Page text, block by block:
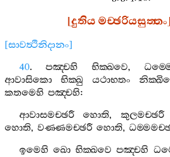
[දුතියමච‍්ඡරියසුත‍්තං]
[සාවත්‍ථිනිදානං]
40.පඤ‍්චහි භික‍්ඛවෙ,
ආවාසිකො
භික‍්ඛු යථාභතං
කතමෙහි පඤ‍්චහි:
ආවාසමච‍්ඡරී
හොති,කුලමච‍්ඡරී
හොති, වණ‍්ණමච‍්ඡරී හොති,
ඉමෙහි ඛො භික‍්ඛවෙ පඤ‍්චහි